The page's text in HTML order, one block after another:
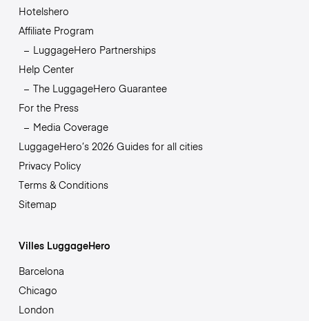
Hotelshero
Affiliate Program
LuggageHero Partnerships
Help Center
The LuggageHero Guarantee
For the Press
Media Coverage
LuggageHero’s 2026 Guides for all cities
Privacy Policy
Terms & Conditions
Sitemap
Villes LuggageHero
Barcelona
Chicago
London